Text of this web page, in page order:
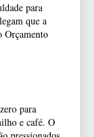
para
que a
Orçamento
para
e café. O